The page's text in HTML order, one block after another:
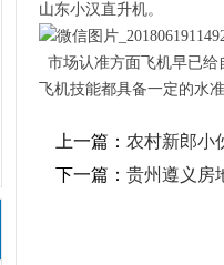
山东小汉直升机。
市场认准方面飞机早已
飞机技能都具备一定的水
上一篇： 农村新郎小
下一篇： 贵州遵义房